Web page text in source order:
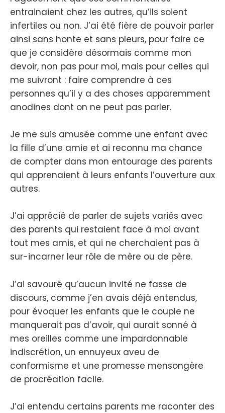
entrainaient chez les autres, qu’ils soient
infertiles ou non. J’ai été fière de pouvoir parler
ainsi sans honte et sans pleurs, pour faire ce
que je considère désormais comme mon
devoir, non pas pour moi, mais pour celles qui
me suivront : faire comprendre à ces
personnes qu’il y a des choses apparemment
anodines dont on ne peut pas parler.
Je me suis amusée comme une enfant avec
la fille d’une amie et ai reconnu ma chance
de compter dans mon entourage des parents
qui apprenaient à leurs enfants l’ouverture aux
autres.
J’ai apprécié de parler de sujets variés avec
des parents qui restaient face à moi avant
tout mes amis, et qui ne cherchaient pas à
sur-incarner leur rôle de mère ou de père.
J’ai savouré qu’aucun invité ne fasse de
discours, comme j’en avais déjà entendus,
pour évoquer les enfants que le couple ne
manquerait pas d’avoir, qui aurait sonné à
mes oreilles comme une impardonnable
indiscrétion, un ennuyeux aveu de
conformisme et une promesse mensongère
de procréation facile.
J’ai entendu certains parents me raconter des